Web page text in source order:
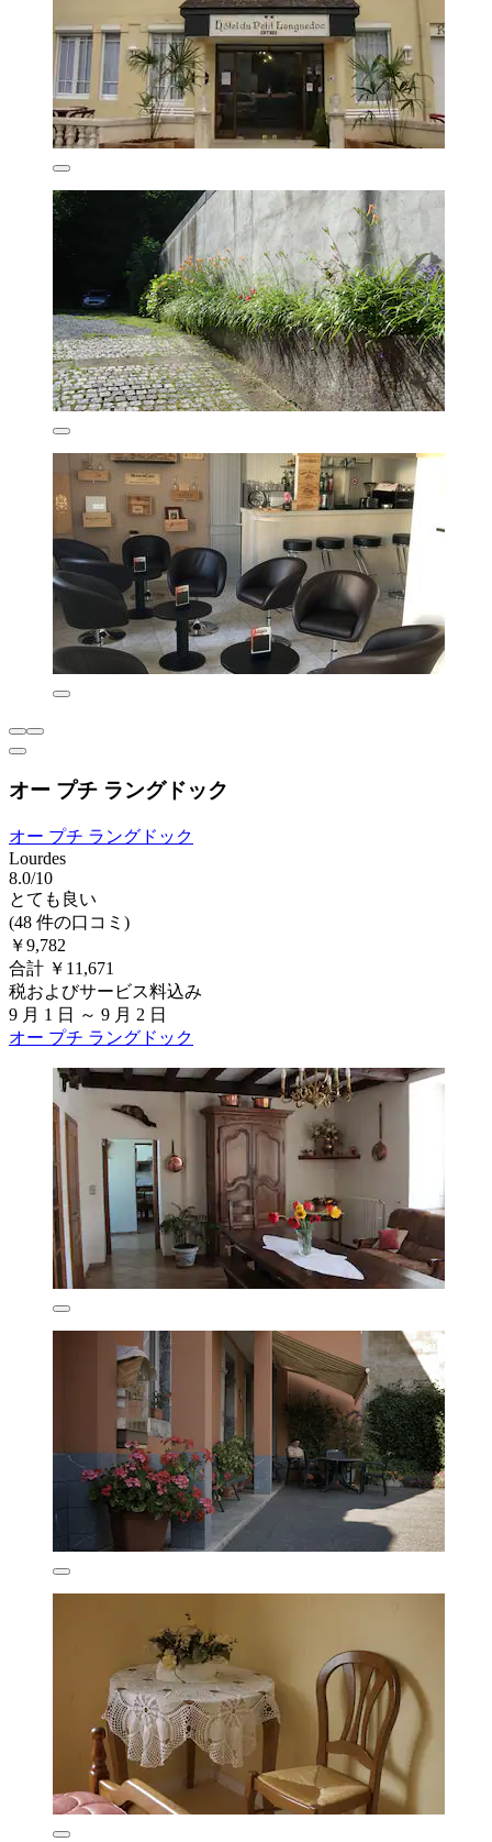
オー プチ ラングドック
オー プチ ラングドック
Lourdes
8.0/10
とても良い
(48 件の口コミ)
￥9,782
合計 ￥11,671
税およびサービス料込み
9 月 1 日 ～ 9 月 2 日
オー プチ ラングドック